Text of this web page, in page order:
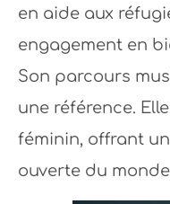
en aide aux
engagement en
Son parcours
une référence.
féminin, offrant
ouverte du